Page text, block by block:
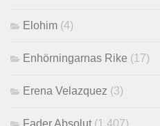
Elohim (4)
Enhörningarnas Rike (17)
Erena Velazquez (3)